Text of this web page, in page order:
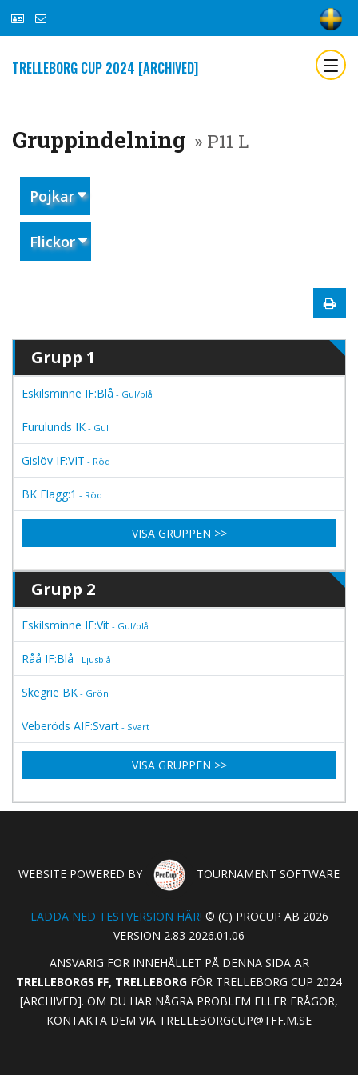
TRELLEBORG CUP 2024 [ARCHIVED]
Gruppindelning » P11 L
Pojkar
Flickor
Grupp 1
Eskilsminne IF:Blå - Gul/blå
Furulunds IK - Gul
Gislöv IF:VIT - Röd
BK Flagg:1 - Röd
VISA GRUPPEN >>
Grupp 2
Eskilsminne IF:Vit - Gul/blå
Råå IF:Blå - Ljusblå
Skegrie BK - Grön
Veberöds AIF:Svart - Svart
VISA GRUPPEN >>
WEBSITE POWERED BY TOURNAMENT SOFTWARE
LADDA NED TESTVERSION HÄR! © (C) PROCUP AB 2026
VERSION 2.83 2026.01.06
ANSVARIG FÖR INNEHÅLLET PÅ DENNA SIDA ÄR
TRELLEBORGS FF, TRELLEBORG FÖR TRELLEBORG CUP 2024
[ARCHIVED]. OM DU HAR NÅGRA PROBLEM ELLER FRÅGOR,
KONTAKTA DEM VIA TRELLEBORGCUP@TFF.M.SE